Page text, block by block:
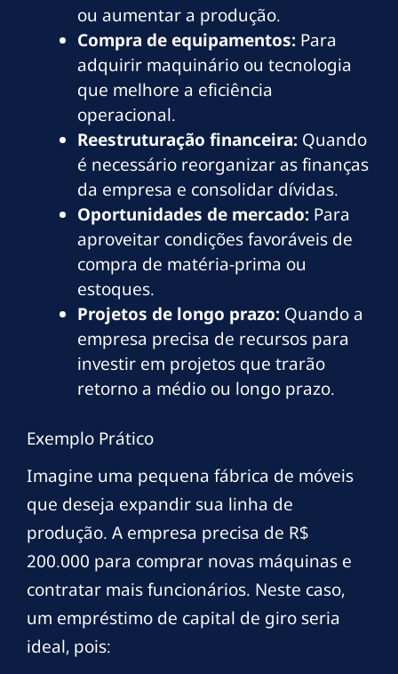
ou aumentar a produção.
Compra de equipamentos: Para
adquirir maquinário ou tecnologia
que melhore a eficiência
operacional.
Reestruturação financeira: Quando
é necessário reorganizar as finanças
da empresa e consolidar dívidas.
Oportunidades de mercado: Para
aproveitar condições favoráveis de
compra de matéria-prima ou
estoques.
Projetos de longo prazo: Quando a
empresa precisa de recursos para
investir em projetos que trarão
retorno a médio ou longo prazo.
Exemplo Prático
Imagine uma pequena fábrica de móveis
que deseja expandir sua linha de
produção. A empresa precisa de R$
200.000 para comprar novas máquinas e
contratar mais funcionários. Neste caso,
um empréstimo de capital de giro seria
ideal, pois: